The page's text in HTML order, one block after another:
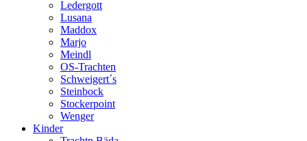
Ledergott
Lusana
Maddox
Marjo
Meindl
OS-Trachten
Schweigert´s
Steinbock
Stockerpoint
Wenger
Kinder